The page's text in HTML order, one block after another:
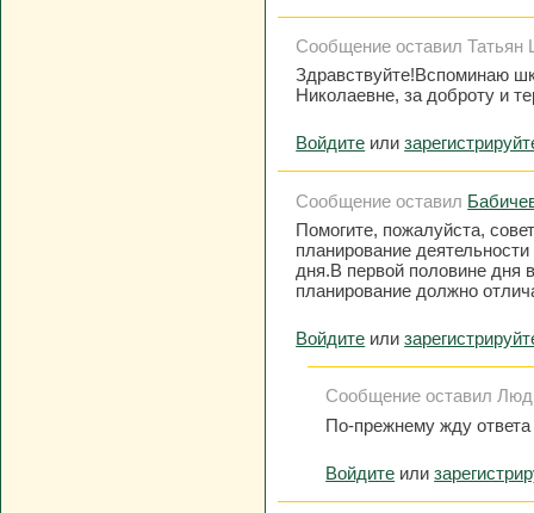
Сообщение оставил Татьян
Здравствуйте!Вспоминаю
Николаевне, за доброту и
Войдите или
Сообщение оставил
Помогите, пожалуйста,
планирование
дня.В первой половине дня
планирование должно
Войдите или
Сообщение оставил
По-прежнему жду
Войдите или